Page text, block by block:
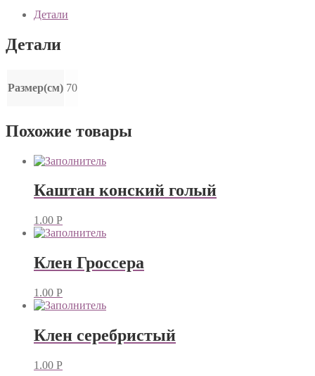
Детали
Детали
Размер(см) 70
Похожие товары
Каштан конский голый
1.00 Р
Клен Гроссера
1.00 Р
Клен серебристый
1.00 Р